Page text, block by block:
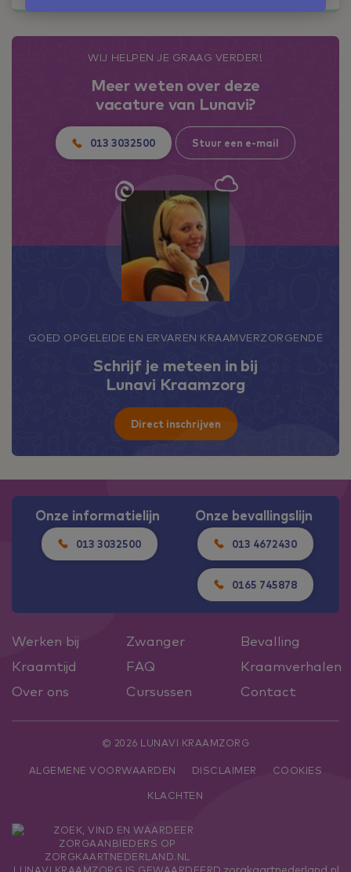
WIJ HELPEN JE GRAAG VERDER!
Meer weten over deze
vacature van Lunavi?
013 3032500 Stuur een e-mail
GOED OPGELEIDE EN ERVAREN KRAAMVERZORGENDE
Schrijf je meteen in bij
Lunavi Kraamzorg
Direct inschrijven
Onze informatielijn
013 3032500
Onze bevallingslijn
013 4672430
0165 745878
Werken bij Zwanger
Bevalling
Kraamtijd
FAQ
Kraamverhalen
Over ons
Cursussen Contact
© 2026 LUNAVI KRAAMZORG
ALGEMENE VOORWAARDEN DISCLAIMER
COOKIES
KLACHTEN
LUNAVI KRAAMZORG IS GEWAARDEERD